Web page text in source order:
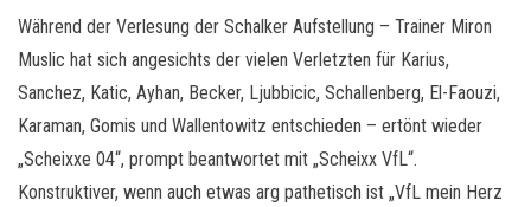
Während der Verlesung der Schalker Aufstellung – Trainer Miron
Muslic hat sich angesichts der vielen Verletzten für Karius,
Sanchez, Katic, Ayhan, Becker, Ljubbicic, Schallenberg, El-Faouzi,
Karaman, Gomis und Wallentowitz entschieden – ertönt wieder
„Scheixxe 04“, prompt beantwortet mit „Scheixx VfL“.
Konstruktiver, wenn auch etwas arg pathetisch ist „VfL mein Herz